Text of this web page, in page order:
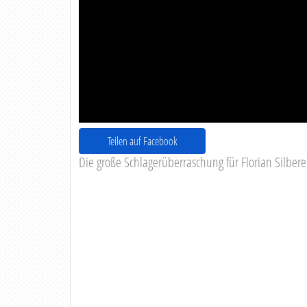
Teilen auf Facebook
Die große Schlagerüberraschung für Florian